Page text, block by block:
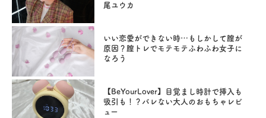
尾ユウカ
いい恋愛ができない時…もしかして膣が
原因？膣トレでモテモテふわふわ女子に
なろう
【BeYourLover】目覚まし時計で挿入も
吸引も！？バレない大人のおもちゃレビ
ュー